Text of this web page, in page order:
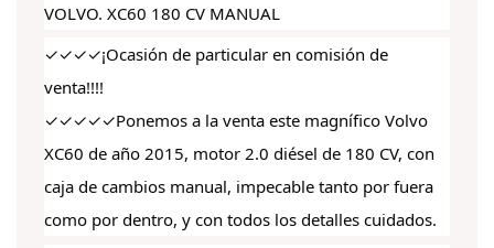
VOLVO. XC60 180 CV MANUAL
✓✓✓✓¡Ocasión de particular en comisión de
venta!!!!
✓✓✓✓✓Ponemos a la venta este magnífico Volvo
XC60 de año 2015, motor 2.0 diésel de 180 CV, con
caja de cambios manual, impecable tanto por fuera
como por dentro, y con todos los detalles cuidados.